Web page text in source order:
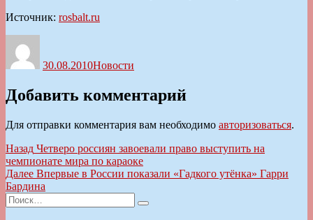
Источник: rosbalt.ru
30.08.2010Новости
Добавить комментарий
Для отправки комментария вам необходимо авторизоваться.
Навигация
по
записям
Назад Предыдущая
запись:
Четверо россиян завоевали право выступить на
чемпионате мира по караоке
Далее Следующая
запись:
Впервые в России показали «Гадкого утёнка» Гарри
Бардина
Искать:
Поиск